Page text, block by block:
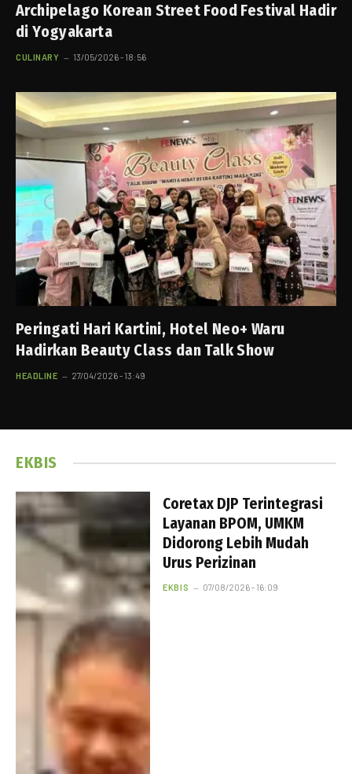
Archipelago Korean Street Food Festival Hadir
di Yogyakarta
CULINARY 13/05/2026 - 18:56
Peringati Hari Kartini, Hotel Neo+ Waru
Hadirkan Beauty Class dan Talk Show
HEADLINE 27/04/2026 - 13:49
EKBIS
Coretax DJP Terintegrasi
Layanan BPOM, UMKM
Didorong Lebih Mudah
Urus Perizinan
EKBIS 07/08/2026 - 16:09